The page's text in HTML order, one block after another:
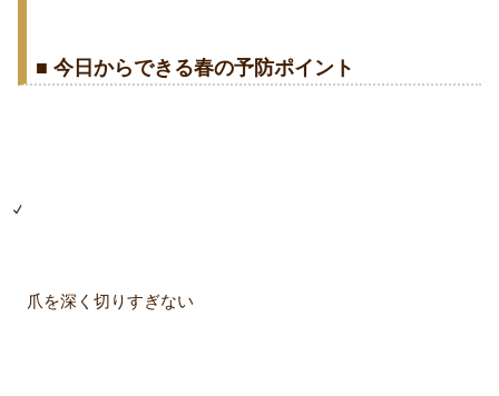
■ 今日からできる春の予防ポイント
爪を深く切りすぎない